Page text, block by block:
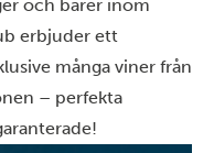
och barer inom
erbjuder ett
många viner från
– perfekta